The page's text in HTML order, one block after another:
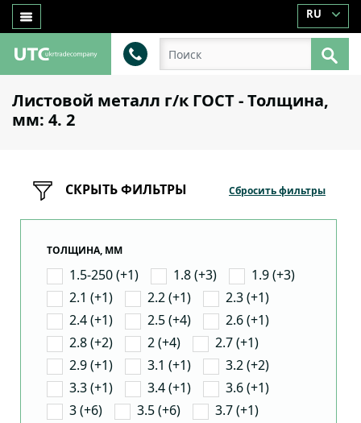
RU
Листовой металл г/к ГОСТ - Толщина,
мм: 4. 2
СКРЫТЬ ФИЛЬТРЫ Сбросить фильтры
ТОЛЩИНА, ММ
1.5-250 (+1) 1.8 (+3)
1.9 (+3)
2.1 (+1)
2.2 (+1)
2.3 (+1)
2.4 (+1)
2.5 (+4)
2.6 (+1)
2.8 (+2)
2 (+4)
2.7 (+1)
2.9 (+1)
3.1 (+1)
3.2 (+2)
3.3 (+1)
3.4 (+1)
3.6 (+1)
3 (+6)
3.5 (+6)
3.7 (+1)